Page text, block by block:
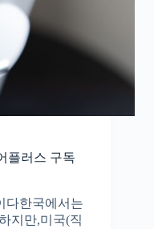
플러스 구독
다한국에서는
지만,미국(직